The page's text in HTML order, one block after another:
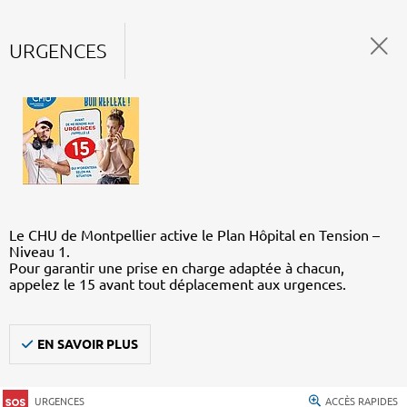
URGENCES
Le CHU de Montpellier active le Plan Hôpital en Tension –
Niveau 1.
Pour garantir une prise en charge adaptée à chacun,
appelez le 15 avant tout déplacement aux urgences.
EN SAVOIR PLUS
URGENCES ACCÈS RAPIDES